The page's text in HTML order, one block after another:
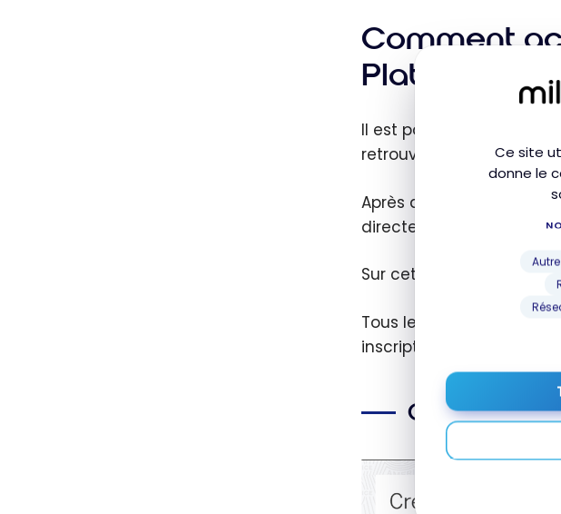
Ce site
donne le
Autre
Comment
Platine
Il est parfois difficile de
retrouver.
Après avoir créé un
directement accéder
à
Sur cette page vous
Tous les
inscription est requise.
Crédit-